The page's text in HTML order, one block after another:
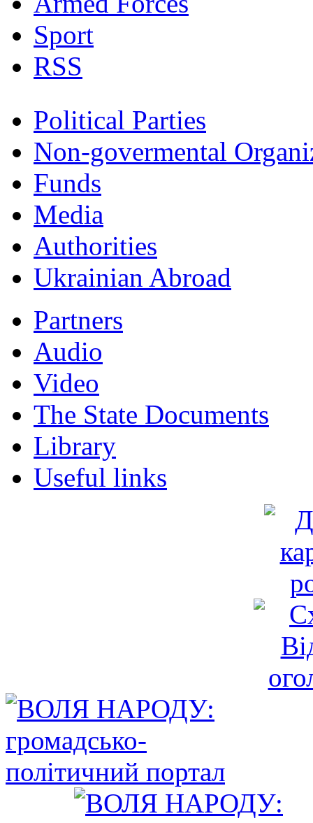
Sport
RSS
Political Parties
Non-govermental
Funds
Мedia
Authorities
Ukrainian Abroad
Partners
Audio
Video
The State Documents
Library
Useful links